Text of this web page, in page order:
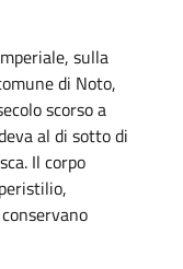
sulla
di Noto,
scorso a
al di sotto di
Il corpo